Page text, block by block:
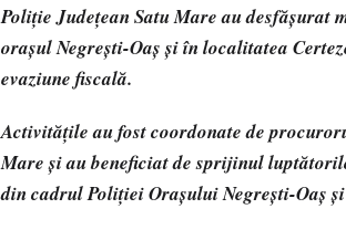
Poliție Județean Satu Mare au
orașul Negrești-Oaș și în localitatea
evaziune fiscală.
Activitățile au fost coordonate de
Mare și au beneficiat de sprijinul
din cadrul Poliției Orașului Negrești-Oaș